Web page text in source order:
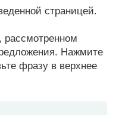
страницей.
рассмотренном
Нажмите
фразу в верхнее